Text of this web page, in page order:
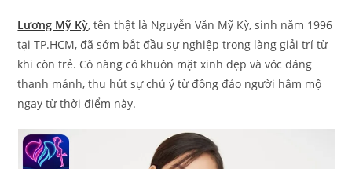
Lương Mỹ Kỳ, tên thật là Nguyễn Văn Mỹ Kỳ, sinh năm 1996
tại TP.HCM, đã sớm bắt đầu sự nghiệp trong làng giải trí từ
khi còn trẻ. Cô nàng có khuôn mặt xinh đẹp và vóc dáng
thanh mảnh, thu hút sự chú ý từ đông đảo người hâm mộ
ngay từ thời điểm này.